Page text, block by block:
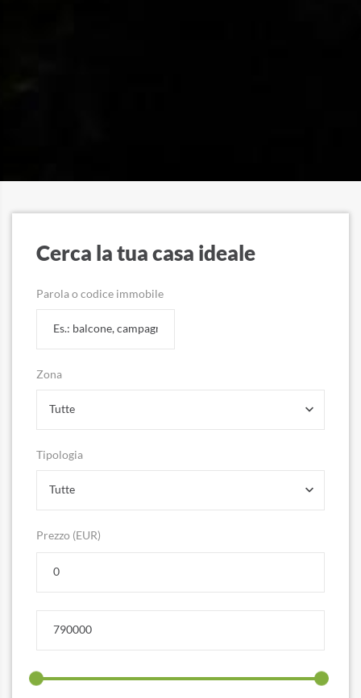
Cerca la tua casa ideale
Parola o codice immobile
Zona
Tutte
Tipologia
Tutte
Prezzo (EUR)